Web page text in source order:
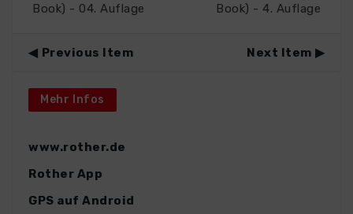
Book) - 04. Auflage
Book) - 4. Auflage
Previous Item Next Item
Mehr Infos
www.rother.de
Rother App
GPS auf Android